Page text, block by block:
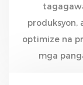
optimize na
mga